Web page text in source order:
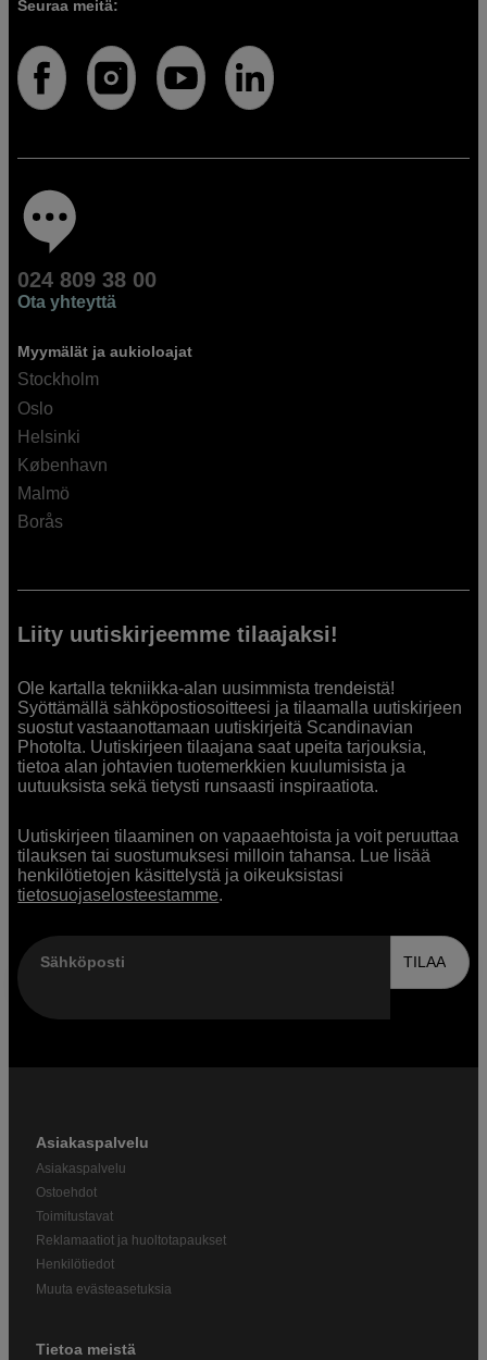
Seuraa meitä:
024 809 38 00
Ota yhteyttä
Myymälät ja aukioloajat
Stockholm
Oslo
Helsinki
København
Malmö
Borås
Liity uutiskirjeemme tilaajaksi!
Ole kartalla tekniikka-alan uusimmista trendeistä!
Syöttämällä sähköpostiosoitteesi ja tilaamalla uutiskirjeen
suostut vastaanottamaan uutiskirjeitä Scandinavian
Photolta. Uutiskirjeen tilaajana saat upeita tarjouksia,
tietoa alan johtavien tuotemerkkien kuulumisista ja
uutuuksista sekä tietysti runsaasti inspiraatiota.
Uutiskirjeen tilaaminen on vapaaehtoista ja voit peruuttaa
tilauksen tai suostumuksesi milloin tahansa. Lue lisää
henkilötietojen käsittelystä ja oikeuksistasi
tietosuojaselosteestamme.
Sähköposti TILAA
Asiakaspalvelu
Asiakaspalvelu
Ostoehdot
Toimitustavat
Reklamaatiot ja huoltotapaukset
Henkilötiedot
Muuta evästeasetuksia
Tietoa meistä